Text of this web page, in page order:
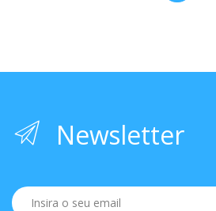
Newsletter
Email